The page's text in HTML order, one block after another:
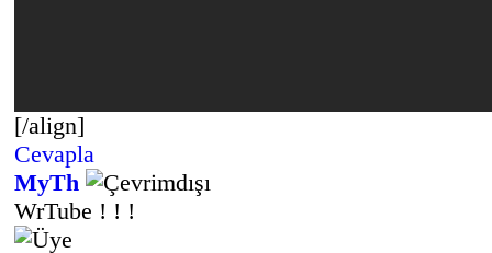
[/align]
Cevapla
MyTh
WrTube ! ! !